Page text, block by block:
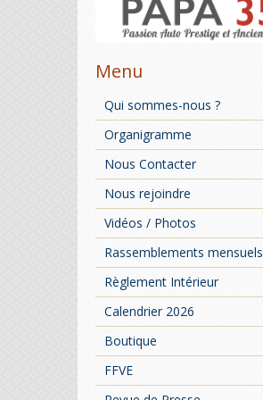
Menu
Qui sommes-nous ?
Organigramme
Nous Contacter
Nous rejoindre
Vidéos / Photos
Rassemblements mensuels
Règlement Intérieur
Calendrier 2026
Boutique
FFVE